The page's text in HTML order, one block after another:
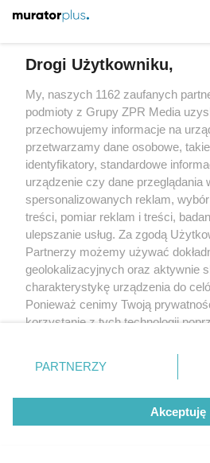
Drogi Użytkowniku,
My, naszych 1162 zaufanych
podmioty z Grupy ZPR Media
przechowujemy informacje na
przetwarzamy dane osobowe,
identyfikatory, standardowe
urządzenie czy dane przeglądania
spersonalizowanych reklam,
treści, pomiar reklam i treści,
ulepszanie usług. Za zgodą
Partnerzy możemy używać
geolokalizacyjnych oraz aktywnie
charakterystykę urządzenia do
Ponieważ cenimy Twoją
korzystanie z tych technologii
zmienić/wycofać klikając przycisk
znajdujący się w lewym dolnym
rodzaje przetwarzania danych nie
użytkownika, ale masz prawo
przetwarzaniu. Preferencje będą
PARTNERZY
Akceptuję